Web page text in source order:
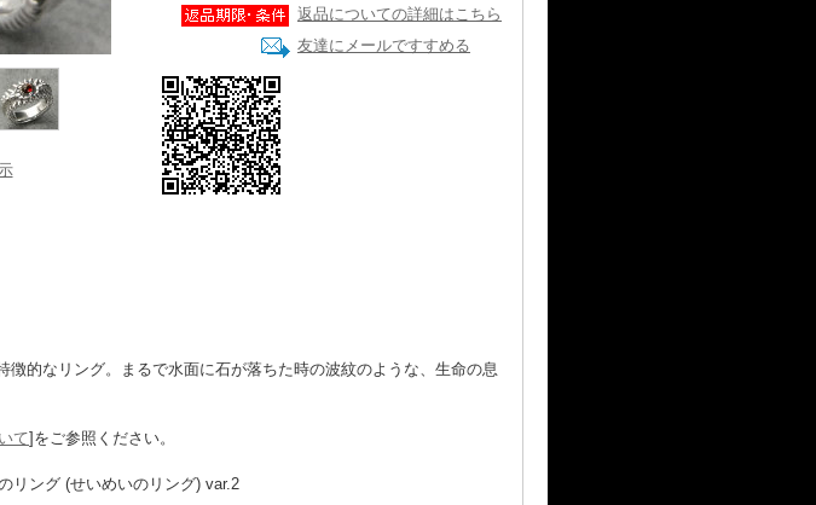
返品についての詳細はこちら
友達にメールですすめる
徴的なリング。まるで水面に石が落ちた時の波紋のような、生命の息
て]をご参照ください。
リング (せいめいのリング) var.2